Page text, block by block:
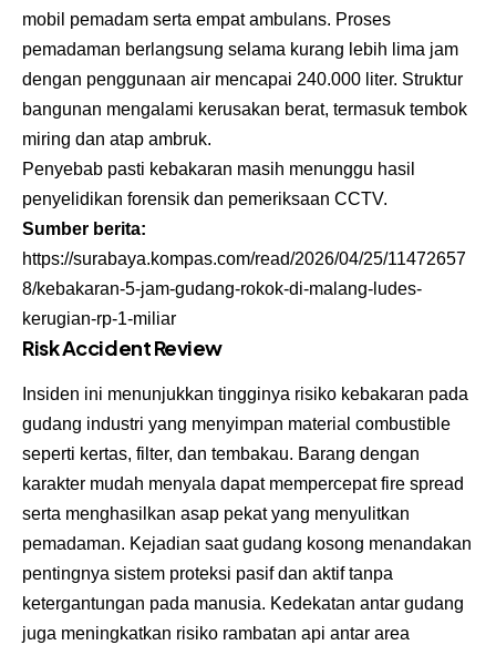
mobil pemadam serta empat ambulans. Proses
pemadaman berlangsung selama kurang lebih lima jam
dengan penggunaan air mencapai 240.000 liter. Struktur
bangunan mengalami kerusakan berat, termasuk tembok
miring dan atap ambruk.
Penyebab pasti kebakaran masih menunggu hasil
penyelidikan forensik dan pemeriksaan CCTV.
Sumber berita:
https://surabaya.kompas.com/read/2026/04/25/11472657
8/kebakaran-5-jam-gudang-rokok-di-malang-ludes-
kerugian-rp-1-miliar
Risk Accident Review
Insiden ini menunjukkan tingginya risiko kebakaran pada
gudang industri yang menyimpan material combustible
seperti kertas, filter, dan tembakau. Barang dengan
karakter mudah menyala dapat mempercepat fire spread
serta menghasilkan asap pekat yang menyulitkan
pemadaman. Kejadian saat gudang kosong menandakan
pentingnya sistem proteksi pasif dan aktif tanpa
ketergantungan pada manusia. Kedekatan antar gudang
juga meningkatkan risiko rambatan api antar area